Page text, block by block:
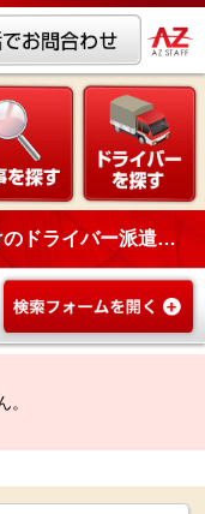
島根県 安来市 小型クレーン・玉掛けのドライバー派遣一覧
。